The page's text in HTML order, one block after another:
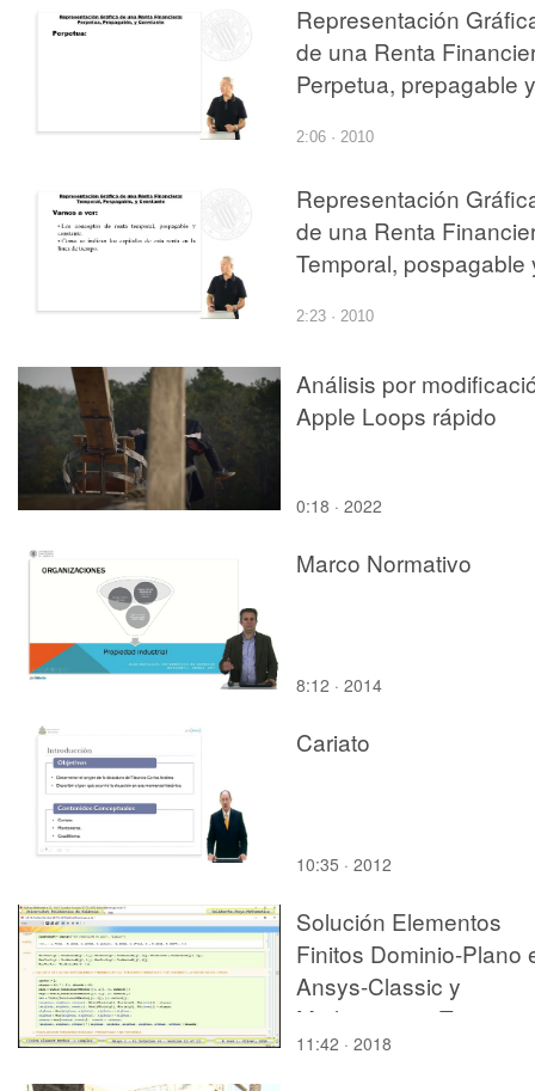
Representación
de una Renta
Perpetua, prepagable y
2:06 · 2010
Representación
de una Renta
Temporal, pospagable
2:23 · 2010
Análisis por
Apple Loops rápido
0:18 · 2022
Marco Normativo
8:12 · 2014
Cariato
10:35 · 2012
Solución Elementos
Finitos Dominio-Plano
Ansys-Classic y
Mathematica -T6-
11 de 11
11:42 · 2018